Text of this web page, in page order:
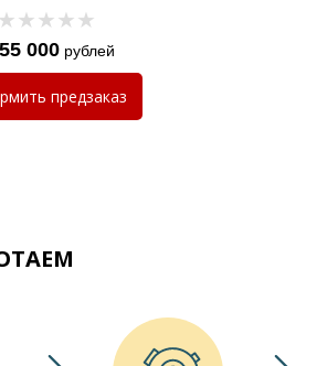
55 000рублей
предзаказ